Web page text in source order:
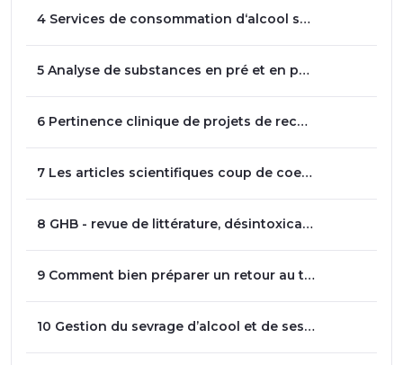
4 Services de consommation d‘alcool supervisée - Dre Christina Duong
5 Analyse de substances en pré et en post- consommation, en prévention des surdoses - Dre Carole Morissette et Pascale Leclerc
6 Pertinence clinique de projets de recherche sur les personnes utilisatrices de drogues par injection (Cohorte et M2HepPrEP) - Dre Julie Bruneau
7 Les articles scientifiques coup de coeur 2019 - Dre Violaine Germain
8 GHB - revue de littérature, désintoxication, prévention de la rechute - Dre Iskra Pirija et Dr Nicolas Demers
9 Comment bien préparer un retour au travail durable et sécuritaire en cours de réadaptation en dépendance - Dre Anne Sophie Marsolais
10 Gestion du sevrage d’alcool et de ses complications en milieu hospitalier Dr Louis-Christophe Juteau et Sofiane Chougar